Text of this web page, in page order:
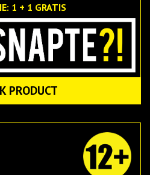
1 + 1 GRATIS
PRODUCT